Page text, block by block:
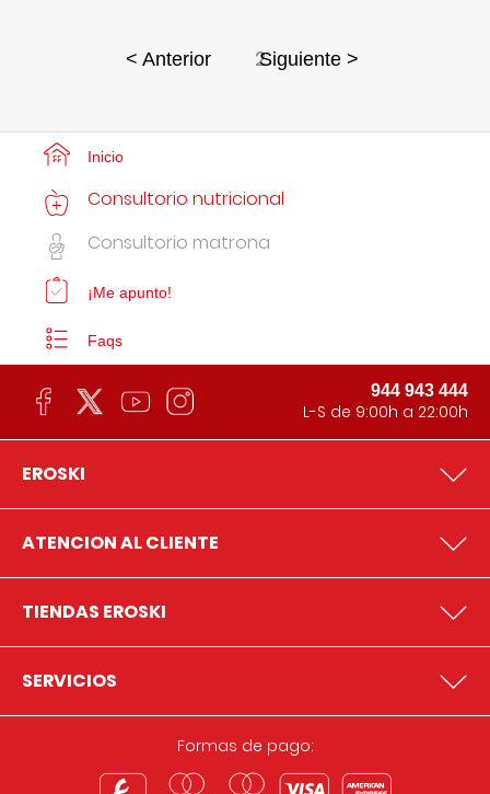
< Anterior 2Siguiente >
Inicio
Consultorio nutricional
Consultorio matrona
¡Me apunto!
Faqs
944 943 444
L-S de 9:00h a 22:00h
EROSKI
ATENCION AL CLIENTE
TIENDAS EROSKI
SERVICIOS
Formas de pago: